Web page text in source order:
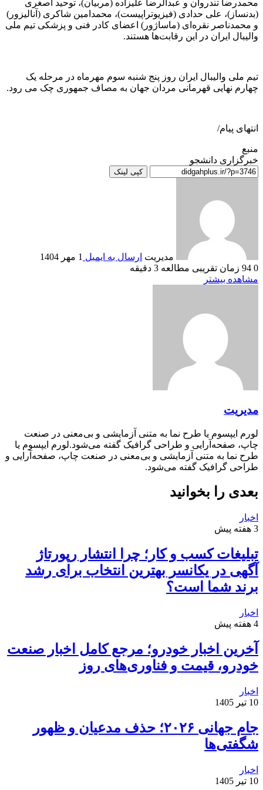
محمدرضا تندروان و عبدالرضا علیزاده (مربیان)، توحید اصغری
(بدنساز)، علی حدادی (فیزیوتراپیست)، محمدامین شاکری (آنالیزور)
و محمدناصر نقره‌ای (ماساژور) اعضای کادر فنی و پزشکی تیم ملی
والیبال ایران در این رقابت‌ها هستند.
تیم ملی والیبال ایران روز پنج شنبه سوم مهرماه در مرحله یک
چهارم نهایی قهرمانی مردان جهان به مصاف جمهوری چک می رود.
انتهای پیام/
منبع
خبرگزاری دانشجو
کپی لینک
مدیریت ارسال به ایمیل 1 مهر 1404
0
زمان تقریبی مطالعه 3 دقیقه
مشاهده بیشتر
مدیریت
لورم ایپسوم یا طرح‌ نما به متنی آزمایشی و بی‌معنی در صنعت
چاپ، صفحه‌آرایی و طراحی گرافیک گفته می‌شود.لورم ایپسوم یا
طرح‌ نما به متنی آزمایشی و بی‌معنی در صنعت چاپ، صفحه‌آرایی و
طراحی گرافیک گفته می‌شود.
بعدی را بخوانید
اخبار
3 هفته پیش
تبلیغات کسب و کار؛ چرا انتشار رپورتاژ
آگهی در یکانسر بهترین انتخاب برای رشد
برند شما است؟
اخبار
4 هفته پیش
آخرین اخبار خودرو؛ مرجع کامل اخبار صنعت
خودرو، قیمت و فناوری‌های روز
اخبار
10 تیر 1405
جام جهانی ۲۰۲۶؛ حذف مدعیان و ظهور
شگفتی‌ها
اخبار
10 تیر 1405